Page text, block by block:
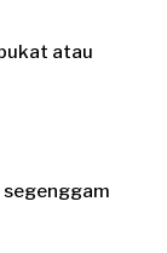
atau
segenggam